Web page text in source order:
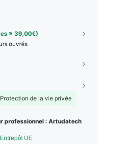
≥ 39,00€)
ouvrés
Protection de la vie privée
professionnel : Artudatech
Entrepôt UE